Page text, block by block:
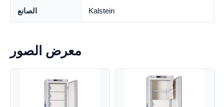
الصانع Kalstein
معرض الصور